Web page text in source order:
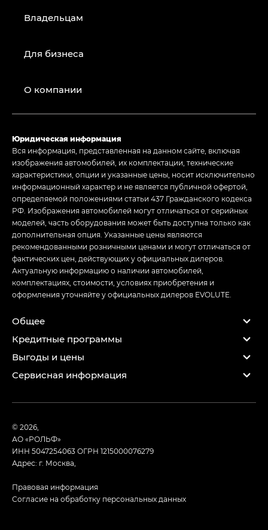
Владельцам
Для бизнеса
О компании
Юридическая информация
Вся информация, представленная на данном сайте, включая
изображения автомобилей, их комплектации, технические
характеристики, опции и указанные цены, носит исключительно
информационный характер и не является публичной офертой,
определяемой положениями статьи 437 Гражданского кодекса
РФ. Изображения автомобилей могут отличаться от серийных
моделей, часть оборудования может быть доступна только как
дополнительная опция. Указанные цены являются
рекомендованными розничными ценами и могут отличаться от
фактических цен, действующих у официальных дилеров.
Актуальную информацию о наличии автомобилей,
комплектациях, стоимости, условиях приобретения и
оформления уточняйте у официальных дилеров EVOLUTE.
Общее
Кредитные программы
Выгоды и цены
Сервисная информация
© 2026,
АО «РОЛЬФ»
ИНН 5047254063ОГРН 1215000076279
Адрес: г. Москва,
Правовая информация
Согласие на обработку персональных данных